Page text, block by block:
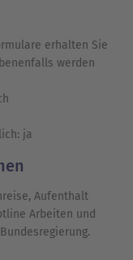
erhalten Sie
werden
ja
Aufenthalt
Arbeiten und